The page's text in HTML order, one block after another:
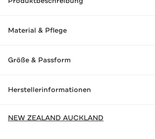
Material & Pflege
Größe & Passform
Herstellerinformationen
NEW ZEALAND AUCKLAND